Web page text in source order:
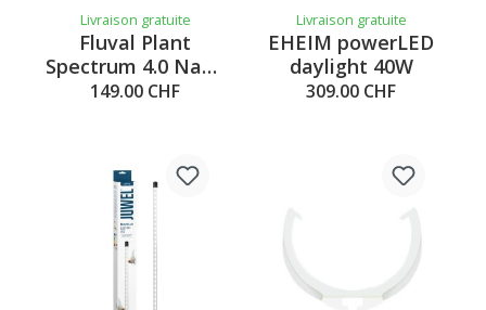
Livraison gratuite
Fluval Plant
Spectrum 4.0 Nano
LED 20W –
149.00 CHF
Livraison gratuite
EHEIM powerLED
daylight 40W
309.00 CHF